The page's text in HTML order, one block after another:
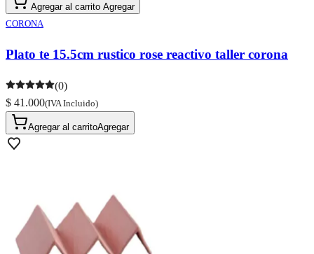
Agregar al carrito Agregar
CORONA
Plato te 15.5cm rustico rose reactivo taller corona
(0)
$ 41.000(IVA Incluido)
Agregar al carritoAgregar